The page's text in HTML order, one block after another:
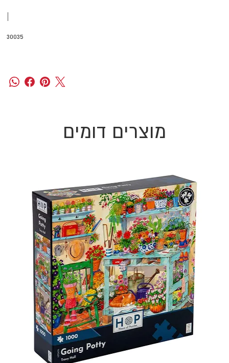
|
30035
מוצרים דומים